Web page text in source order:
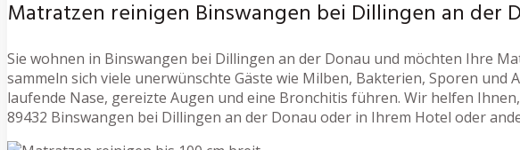
Matratzen reinigen Binswangen bei Dillingen an der
Sie wohnen in Binswangen bei Dillingen an der Donau und möchten Ihre
sammeln sich viele unerwünschte Gäste wie Milben, Bakterien, Sporen
laufende Nase, gereizte Augen und eine Bronchitis führen. Wir helfen
89432 Binswangen bei Dillingen an der Donau oder in Ihrem Hotel oder